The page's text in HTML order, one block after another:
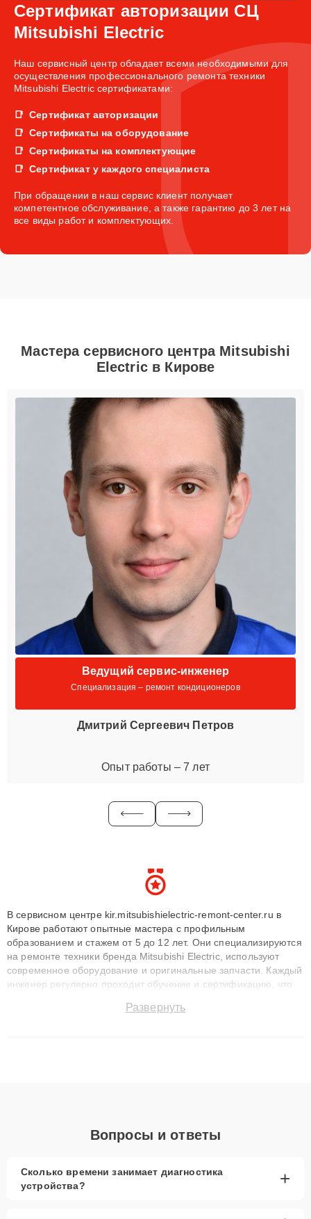
Сертификат авторизации СЦ
Mitsubishi Electric
Наш сервисный центр обладает всеми необходимыми для
осуществления профессионального ремонта техники
Mitsubishi Electric сертификатами:
Сертификат авторизации
Сертификаты на оборудование
Сертификаты на комплектующие
Сертификат у каждого специалиста
При обращении в наш сервис клиент получает
компетентное обслуживание, а также гарантию до 3 лет на
все виды работ и комплектующих.
Мастера сервисного центра Mitsubishi
Electric в Кирове
Ведущий сервис-инженер
Специализация – ремонт кондиционеров
Дмитрий Сергеевич Петров
Опыт работы – 7 лет
В сервисном центре kir.mitsubishielectric-remont-center.ru в
Кирове работают опытные мастера с профильным
образованием и стажем от 5 до 12 лет. Они специализируются
на ремонте техники бренда Mitsubishi Electric, используют
современное оборудование и оригинальные запчасти. Каждый
инженер регулярно проходит обучение и сертификацию, что
восстанавливать технику с сохранением гарантии до 3 лет.
Развернуть
Вопросы и ответы
Сколько времени занимает диагностика
устройства?
+